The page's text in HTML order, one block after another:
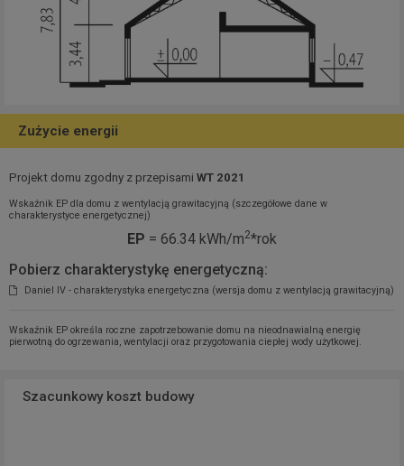
Zużycie energii
Projekt domu zgodny z przepisami WT 2021
Wskaźnik EP dla domu z wentylacją grawitacyjną (szczegółowe dane w
charakterystyce energetycznej)
EP = 66.34 kWh/m2*rok
Pobierz charakterystykę energetyczną:
Daniel IV - charakterystyka energetyczna (wersja domu z wentylacją grawitacyjną)
Wskaźnik EP określa roczne zapotrzebowanie domu na nieodnawialną energię
pierwotną do ogrzewania, wentylacji oraz przygotowania ciepłej wody użytkowej.
Szacunkowy koszt budowy